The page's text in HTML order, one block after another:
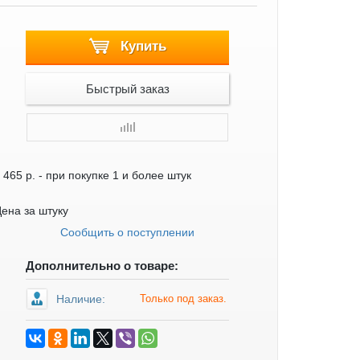
Купить
Быстрый заказ
465 р. - при покупке 1 и более штук
за штуку
Сообщить о поступлении
Дополнительно о товаре:
Наличие: Только под заказ.